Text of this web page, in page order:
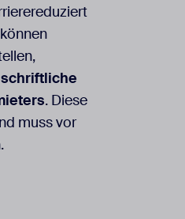
schriftliche
. Diese
muss vor